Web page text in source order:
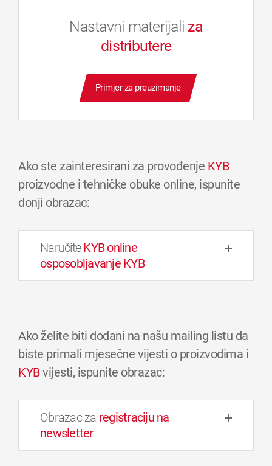
Nastavni materijali za
distributere
Primjer za preuzimanje
Ako ste zainteresirani za provođenje KYB
proizvodne i tehničke obuke online, ispunite
donji obrazac:
NaručiteKYB online
osposobljavanje KYB
Ako želite biti dodani na našu mailing listu da
biste primali mjesečne vijesti o proizvodima i
KYBvijesti, ispunite obrazac:
Obrazac za registraciju na
newsletter